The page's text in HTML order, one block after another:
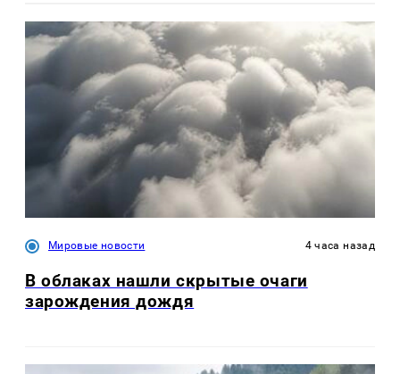
Мировые новости 4 часа назад
В облаках нашли скрытые очаги
зарождения дождя